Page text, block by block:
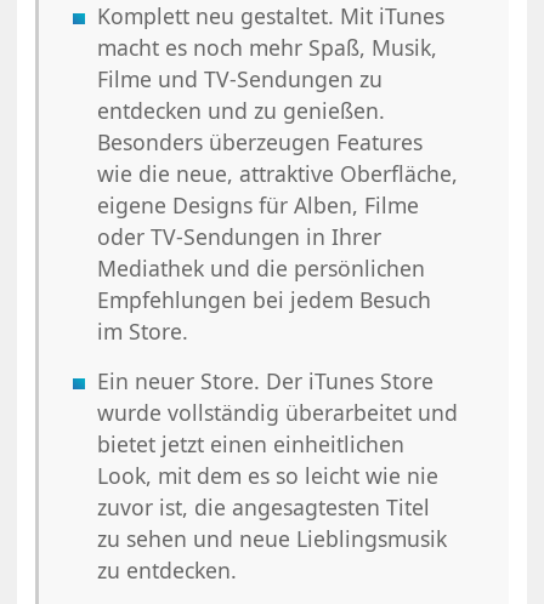
Komplett neu gestaltet. Mit iTunes
macht es noch mehr Spaß, Musik,
Filme und TV-Sendungen zu
entdecken und zu genießen.
Besonders überzeugen Features
wie die neue, attraktive Oberfläche,
eigene Designs für Alben, Filme
oder TV-Sendungen in Ihrer
Mediathek und die persönlichen
Empfehlungen bei jedem Besuch
im Store.
Ein neuer Store. Der iTunes Store
wurde vollständig überarbeitet und
bietet jetzt einen einheitlichen
Look, mit dem es so leicht wie nie
zuvor ist, die angesagtesten Titel
zu sehen und neue Lieblingsmusik
zu entdecken.